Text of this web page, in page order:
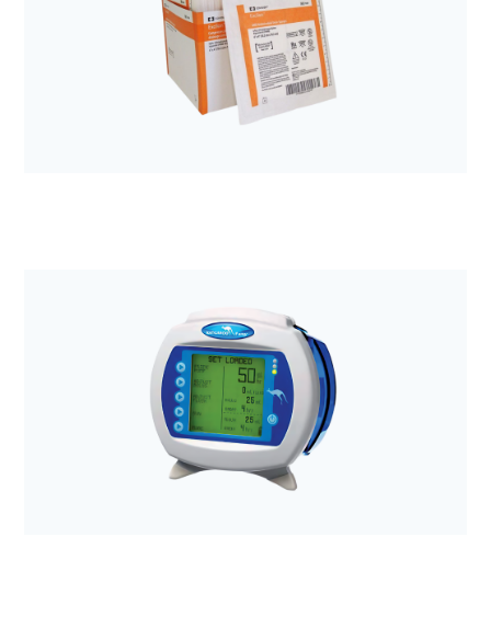
Anestezjologia i aparatura medyczna
Pompa Kangaroo ePump
Anestezjologia i aparatura medyczna
Opatrunek Excilon AMD 10,2x10,2cm + gazik